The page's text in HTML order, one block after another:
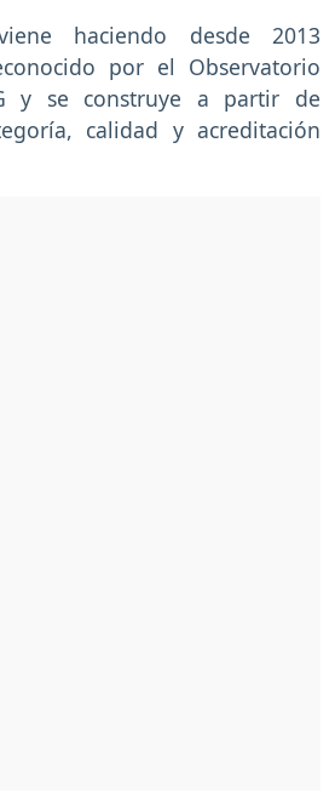
haciendo desde 2013
por el Observatorio
y se construye a partir de
calidad y acreditación